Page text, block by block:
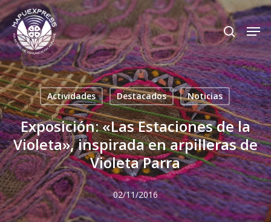
Skip
to
main
content
search
Actividades Destacados Noticias
Exposición: «Las Estaciones de la
Violeta», inspirada en arpilleras de
Violeta Parra
02/11/2016
Close
Menu